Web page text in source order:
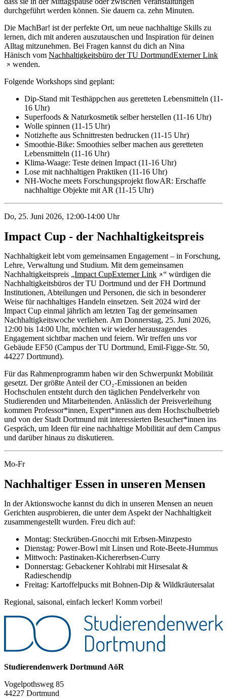
durchgeführt werden können. Sie dauern ca. zehn Minuten.
Die MachBar! ist der perfekte Ort, um neue nachhaltige Skills zu
lernen, dich mit anderen auszutauschen und Inspiration für deinen
Alltag mitzunehmen. Bei Fragen kannst du dich an Nina
Hänisch vom Nachhaltigkeitsbüro der TU DortmundExterner Link
wenden.
Folgende Workshops sind geplant:
Dip-Stand mit Testhäppchen aus geretteten Lebensmitteln (11-
16 Uhr)
Superfoods & Naturkosmetik selber herstellen (11-16 Uhr)
Wolle spinnen (11-15 Uhr)
Notizhefte aus Schnittresten bedrucken (11-15 Uhr)
Smoothie-Bike: Smoothies selber machen aus geretteten
Lebensmitteln (11-16 Uhr)
Klima-Waage: Teste deinen Impact (11-16 Uhr)
Lose mit nachhaltigen Praktiken (11-16 Uhr)
NH-Woche meets Forschungsprojekt flowAR: Erschaffe
nachhaltige Objekte mit AR (11-15 Uhr)
Do, 25. Juni 2026, 12:00-14:00 Uhr
Impact Cup - der Nachhaltigkeitspreis
Nachhaltigkeit lebt vom gemeinsamen Engagement – in Forschung,
Lehre, Verwaltung und Studium. Mit dem gemeinsamen
Nachhaltigkeitspreis „Impact CupExterner Link
“ würdigen die
Nachhaltigkeitsbüros der TU Dortmund und der FH Dortmund
Institutionen, Abteilungen und Personen, die sich in besonderer
Weise für nachhaltiges Handeln einsetzen. Seit 2024 wird der
Impact Cup einmal jährlich am letzten Tag der gemeinsamen
Nachhaltigkeitswoche verliehen. Am Donnerstag, 25. Juni 2026,
12:00 bis 14:00 Uhr, möchten wir wieder herausragendes
Engagement sichtbar machen und feiern. Wir treffen uns vor
Gebäude EF50 (Campus der TU Dortmund, Emil-Figge-Str. 50,
44227 Dortmund).
Für das Rahmenprogramm haben wir den Schwerpunkt Mobilität
gesetzt. Der größte Anteil der CO₂-Emissionen an beiden
Hochschulen entsteht durch den täglichen Pendelverkehr von
Studierenden und Mitarbeitenden. Anlässlich der Preisverleihung
kommen Professor*innen, Expert*innen aus dem Hochschulbetrieb
und von der Stadt Dortmund mit interessierten Besucher*innen ins
Gespräch, um Ideen für eine nachhaltige Mobilität auf dem Campus
und darüber hinaus zu diskutieren.
Mo-Fr
Nachhaltiger Essen in unseren Mensen
In der Aktionswoche kannst du dich in unseren Mensen an neuen
Gerichten ausprobieren, die unter dem Aspekt der Nachhaltigkeit
zusammengestellt wurden. Freu dich auf:
Montag: Steckrüben-Gnocchi mit Erbsen-Minzpesto
Dienstag: Power-Bowl mit Linsen und Rote-Beete-Hummus
Mittwoch: Pastinaken-Kichererbsen-Curry
Donnerstag: Gebackener Kohlrabi mit Hirsesalat &
Radieschendip
Freitag: Kartoffelpucks mit Bohnen-Dip & Wildkräutersalat
Regional, saisonal, einfach lecker! Komm vorbei!
Studierendenwerk Dortmund AöR
Vogelpothsweg 85
44227 Dortmund